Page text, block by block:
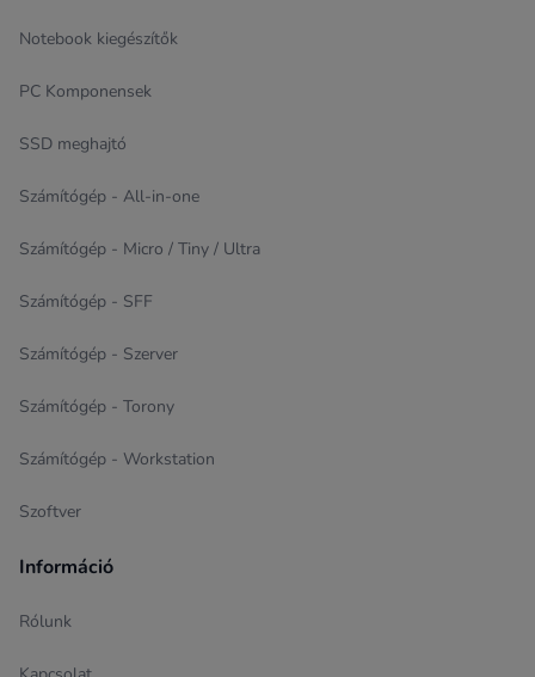
Notebook kiegészítők
PC Komponensek
SSD meghajtó
Számítógép - All-in-one
Számítógép - Micro / Tiny / Ultra
Számítógép - SFF
Számítógép - Szerver
Számítógép - Torony
Számítógép - Workstation
Szoftver
Információ
Rólunk